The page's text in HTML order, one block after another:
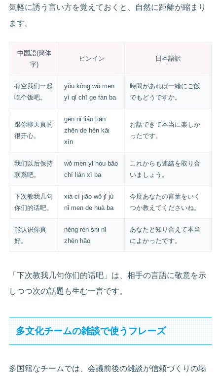
気軽に誘う言い方を覚えておくと、自然に距離が縮まり
ます。
中国語(簡体
字)
ピンイン 日本語訳
有空我们一起
吃个饭吧。
yǒu kòng wǒ men
yì qǐ chī ge fàn ba
時間があれば一緒にご飯
でもどうですか。
跟你聊天真的
很开心。
gēn nǐ liáo tiān
zhēn de hěn kāi
xīn
お話できて本当に楽しか
ったです。
我们以后保持
联系吧。
wǒ men yǐ hòu bǎo
chí lián xì ba
これからも連絡を取り合
いましょう。
下次教我几句
你们的话吧。
xià cì jiāo wǒ jǐ jù
nǐ men de huà ba
今度あなたの言葉をいく
つか教えてくださいね。
能认识你真
好。
néng rèn shi nǐ
zhēn hǎo
あなたと知り合えて本当
によかったです。
「下次教我几句你们的话吧」は、相手の言語に敬意を示
しつつ次の話題も生む一言です。
多文化チームの雑談で使うフレーズ
多国籍なチームでは、会議前後の雑談が信頼づくりの場